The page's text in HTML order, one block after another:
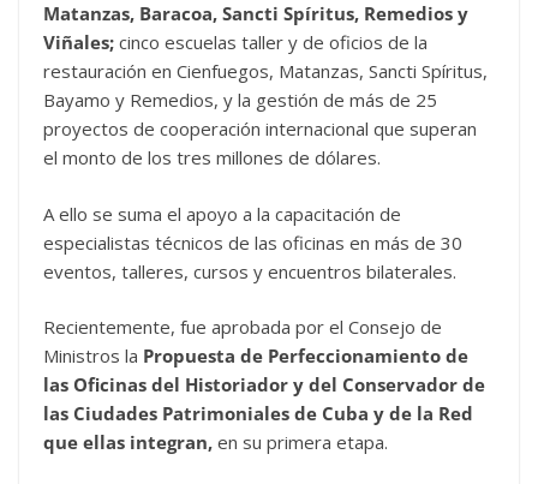
Matanzas, Baracoa, Sancti Spíritus, Remedios y
Viñales; cinco escuelas taller y de oficios de la
restauración en Cienfuegos, Matanzas, Sancti Spíritus,
Bayamo y Remedios, y la gestión de más de 25
proyectos de cooperación internacional que superan
el monto de los tres millones de dólares.
A ello se suma el apoyo a la capacitación de
especialistas técnicos de las oficinas en más de 30
eventos, talleres, cursos y encuentros bilaterales.
Recientemente, fue aprobada por el Consejo de
Ministros la Propuesta de Perfeccionamiento de
las Oficinas del Historiador y del Conservador de
las Ciudades Patrimoniales de Cuba y de la Red
que ellas integran, en su primera etapa.